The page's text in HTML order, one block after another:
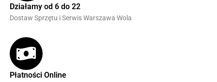
Działamy od 6 do 22
Dostaw Sprzętu i Serwis Warszawa Wola
Płatności Online